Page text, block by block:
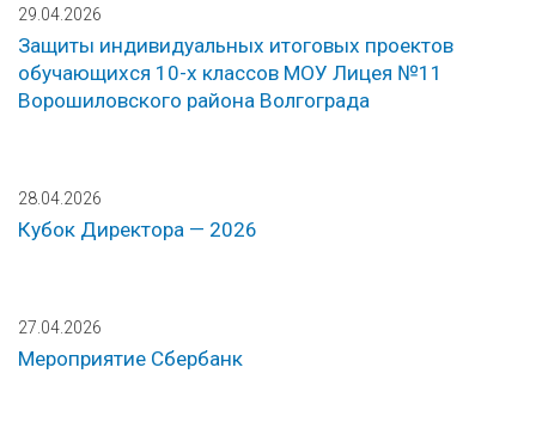
29.04.2026
Защиты индивидуальных итоговых проектов
обучающихся 10-х классов МОУ Лицея №11
Ворошиловского района Волгограда
28.04.2026
Кубок Директора — 2026
27.04.2026
Мероприятие Сбербанк